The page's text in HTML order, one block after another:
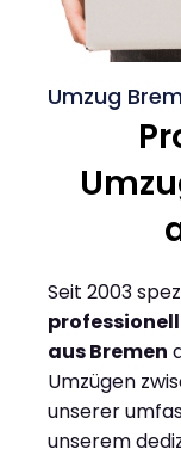
Umzug
Seit 2003
aus Bremen
Umzügen
unserer
unserem